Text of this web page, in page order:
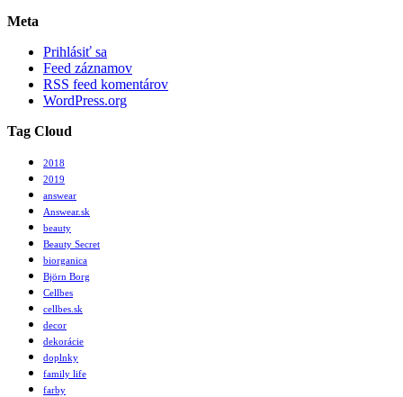
Meta
Prihlásiť sa
Feed záznamov
RSS feed komentárov
WordPress.org
Tag Cloud
2018
2019
answear
Answear.sk
beauty
Beauty Secret
biorganica
Björn Borg
Cellbes
cellbes.sk
decor
dekorácie
doplnky
family life
farby